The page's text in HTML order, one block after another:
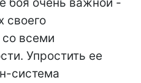
своего
всеми
Упростить ее
система